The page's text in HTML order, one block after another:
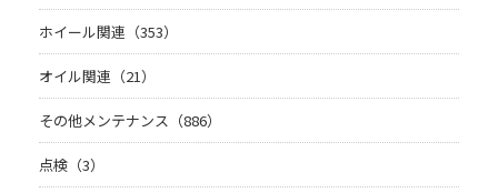
ホイール関連（353）
オイル関連（21）
その他メンテナンス（886）
点検（3）